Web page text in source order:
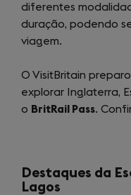
tab)
a
diferentes
duração, podendo
viagem.
O VisitBritain
explorar Inglaterra,
o BritRail Pass.
Destaques da
Lagos